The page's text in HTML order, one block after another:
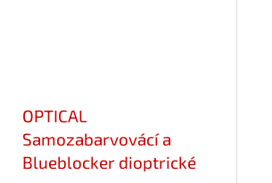
OPTICAL
Samozabarvovácí a
Blueblocker dioptrické